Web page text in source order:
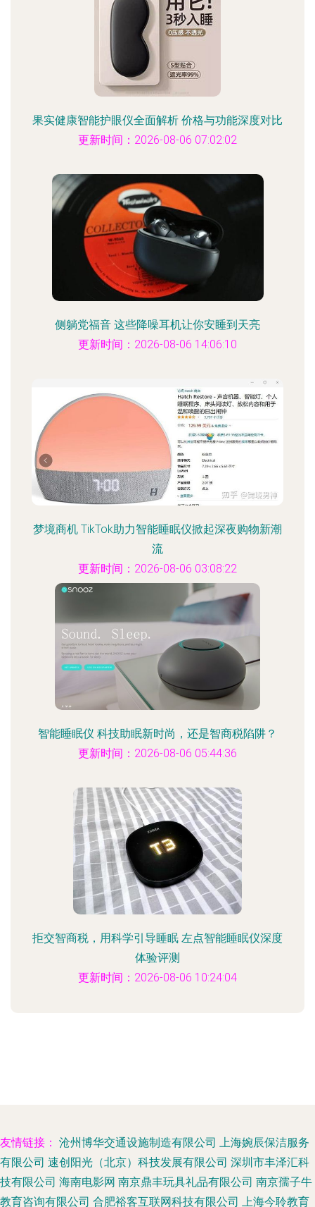
果实健康智能护眼仪全面解析 价格与功能深度对比
更新时间：2026-08-06 07:02:02
侧躺党福音 这些降噪耳机让你安睡到天亮
更新时间：2026-08-06 14:06:10
梦境商机 TikTok助力智能睡眠仪掀起深夜购物新潮
流
更新时间：2026-08-06 03:08:22
智能睡眠仪 科技助眠新时尚，还是智商税陷阱？
更新时间：2026-08-06 05:44:36
拒交智商税，用科学引导睡眠 左点智能睡眠仪深度
体验评测
更新时间：2026-08-06 10:24:04
友情链接： 沧州博华交通设施制造有限公司 上海婉辰保洁服务
有限公司 速创阳光（北京）科技发展有限公司 深圳市丰泽汇科
技有限公司 海南电影网 南京鼎丰玩具礼品有限公司 南京孺子牛
教育咨询有限公司 合肥裕客互联网科技有限公司 上海今聆教育